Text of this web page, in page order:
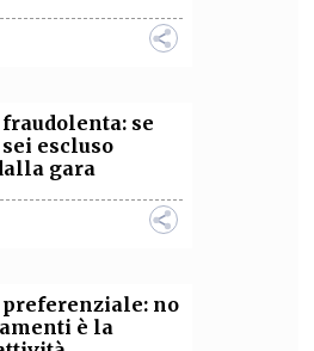
se
escluso
gara
no
è la